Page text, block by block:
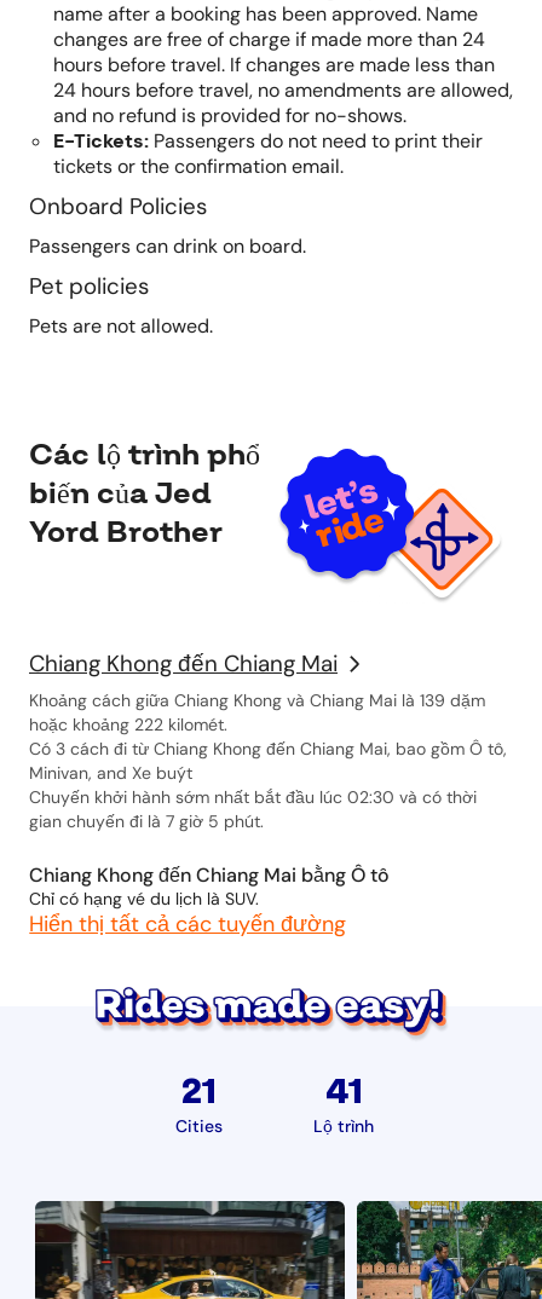
name after a booking has been approved. Name
changes are free of charge if made more than 24
hours before travel. If changes are made less than
24 hours before travel, no amendments are allowed,
and no refund is provided for no-shows.
E-Tickets: Passengers do not need to print their
tickets or the confirmation email.
Onboard Policies
Passengers can drink on board.
Pet policies
Pets are not allowed.
Các lộ trình phổ
biến của Jed
Yord Brother
Chiang Khong đến Chiang Mai
Khoảng cách giữa Chiang Khong và Chiang Mai là 139 dặm
hoặc khoảng 222 kilomét.
Có 3 cách đi từ Chiang Khong đến Chiang Mai, bao gồm Ô tô,
Minivan, and Xe buýt
Chuyến khởi hành sớm nhất bắt đầu lúc 02:30 và có thời
gian chuyến đi là 7 giờ 5 phút.
Chiang Khong đến Chiang Mai bằng Ô tô
Chỉ có hạng vé du lịch là SUV.
Hiển thị tất cả các tuyến đường
21
Cities
41
Lộ trình